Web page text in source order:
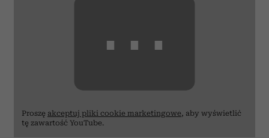
⋯
Proszę akceptuj pliki cookie marketingowe, aby wyświetlić
tę zawartość YouTube.